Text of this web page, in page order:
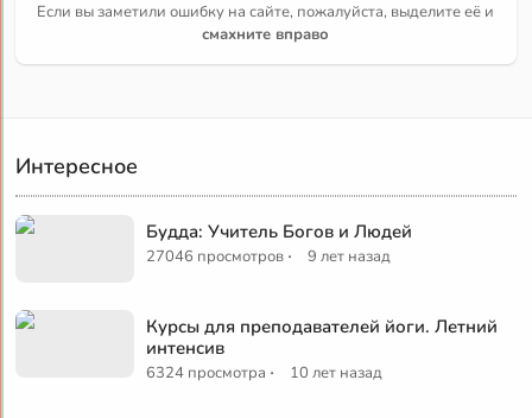
Если вы заметили ошибку на сайте, пожалуйста, выделите её и
смахните вправо
Интересное
Будда: Учитель Богов и Людей
27046 просмотров · 9 лет назад
Курсы для преподавателей йоги. Летний
интенсив
6324 просмотра · 10 лет назад